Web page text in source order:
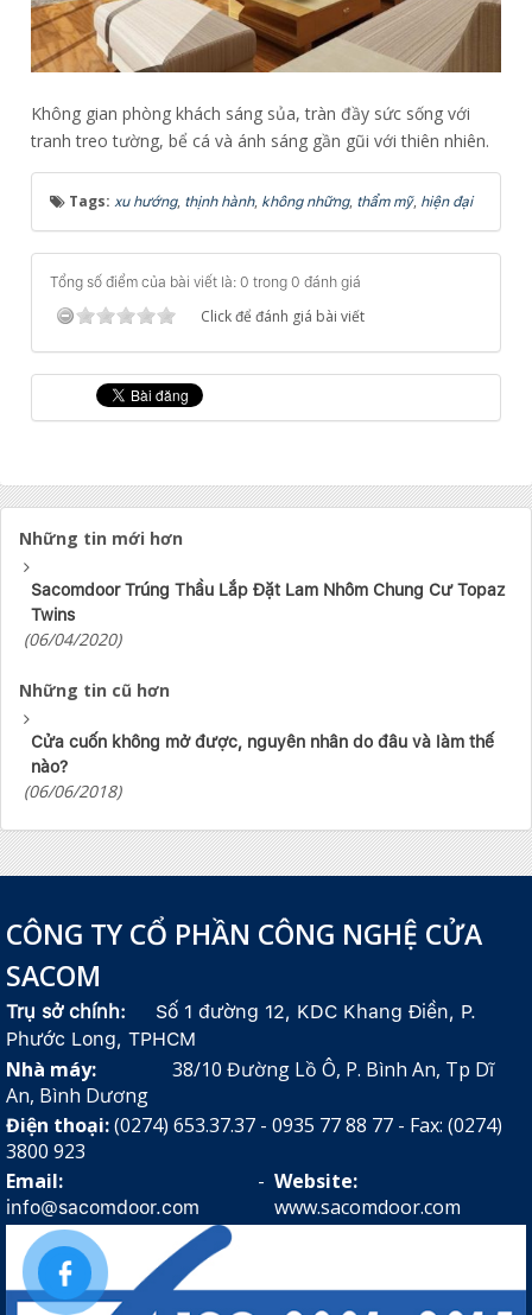
Không gian phòng khách sáng sủa, tràn đầy sức sống với
tranh treo tường, bể cá và ánh sáng gần gũi với thiên nhiên.
Tags: xu hướng, thịnh hành, không những, thẩm mỹ, hiện đại
Tổng số điểm của bài viết là: 0 trong 0 đánh giá
Click để đánh giá bài viết
Những tin mới hơn
Sacomdoor Trúng Thầu Lắp Đặt Lam Nhôm Chung Cư Topaz
Twins
(06/04/2020)
Những tin cũ hơn
Cửa cuốn không mở được, nguyên nhân do đâu và làm thế
nào?
(06/06/2018)
CÔNG TY CỔ PHẦN CÔNG NGHỆ CỬA
SACOM
Trụ sở chính:
Số 1 đường 12, KDC Khang Điền, P.
Phước Long, TPHCM
Nhà máy: 38/10 Đường Lồ Ô, P. Bình An, Tp Dĩ
An, Bình Dương
Điện thoại:(0274) 653.37.37 - 0935 77 88 77 - Fax: (0274)
3800 923
Email:
info@sacomdoor.com
- Website:
www.sacomdoor.com